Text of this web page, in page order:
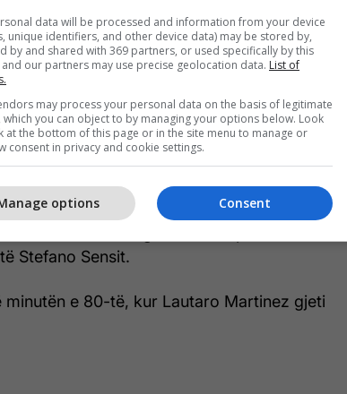
Buchanan shënoi golin e tretë për
Stefano Sensit.
e 80-të, kur Lautaro Martinez gjeti
data will be processed and information from your device
unique identifiers, and other device data) may be stored by,
by and shared with 369 partners, or used specifically by this
and our partners may use precise geolocation data. List of
may process your personal data on the basis of legitimate
which you can object to by managing your options below. Look
at the bottom of this page or in the site menu to manage or
consent in privacy and cookie settings.
Consent
options